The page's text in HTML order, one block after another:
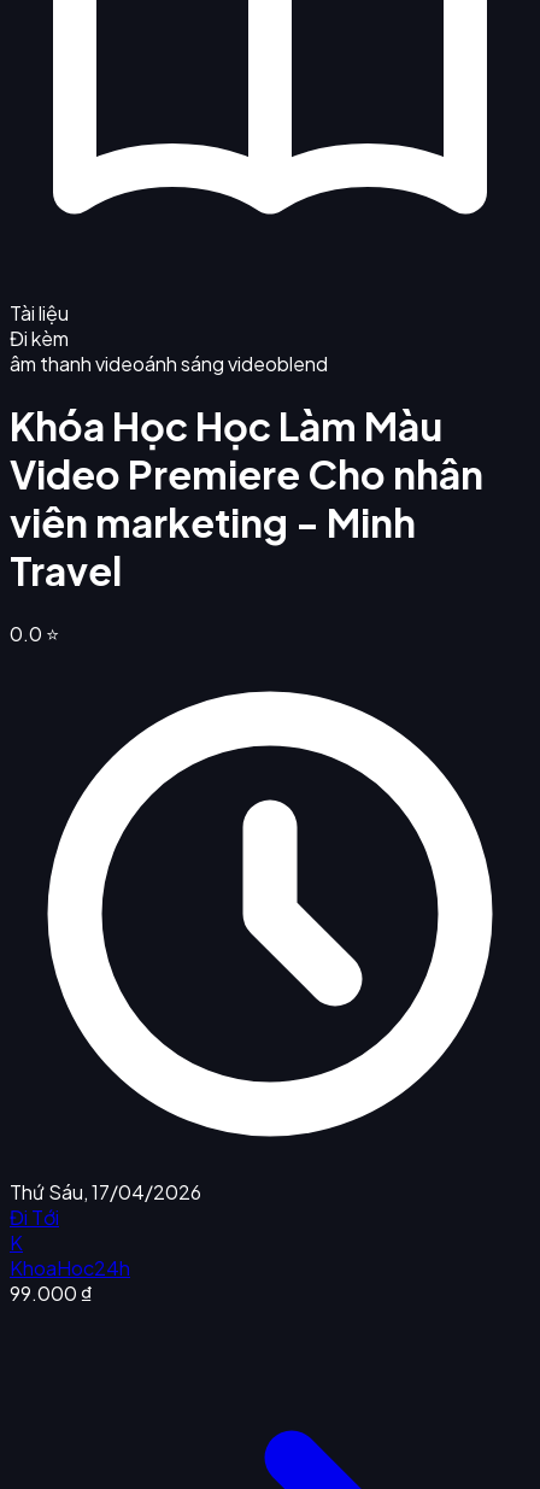
Tài liệu
Đi kèm
âm thanh videoánh sáng videoblend
Khóa Học Học Làm Màu
Video Premiere Cho nhân
viên marketing - Minh
Travel
0.0 ⭐
Thứ Sáu, 17/04/2026
Đi Tới
K
KhoaHoc24h
99.000 ₫